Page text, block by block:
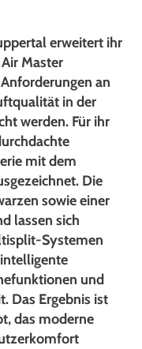
erweitert ihr
Master
an
in der
werden. Für ihr
mit dem
Die
sowie einer
lassen sich
Systemen
und
Das Ergebnis ist
das moderne